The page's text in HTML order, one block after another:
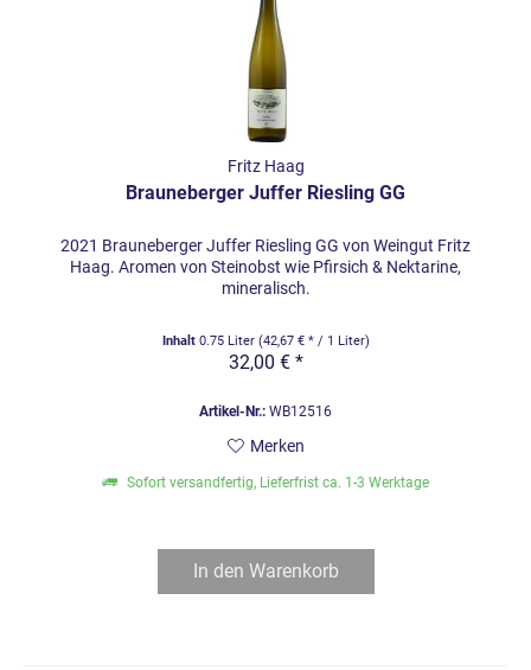
Fritz Haag
Brauneberger Juffer Riesling GG
2021 Brauneberger Juffer Riesling GG von Weingut Fritz
Haag. Aromen von Steinobst wie Pfirsich & Nektarine,
mineralisch.
Inhalt 0.75 Liter (42,67 € * / 1 Liter)
32,00 € *
Artikel-Nr.: WB12516
Merken
Sofort versandfertig, Lieferfrist ca. 1-3 Werktage
In den Warenkorb